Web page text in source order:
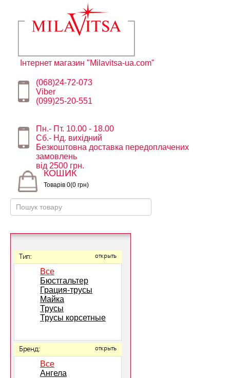
Інтернет магазин "Milavitsa-ua.com"
(068)24-72-073
Viber
(099)25-20-551
Пн.- Пт. 10.00 - 18.00
Сб.- Нд. вихідний
Безкоштовна доставка передоплачених
замовлень
від 2500 грн.
КОШИК
Товарів 0(0 грн)
Тип: открыть
Все
Бюстгальтер
Грация-трусы
Майка
Трусы
Трусы корсетные
Бренд: открыть
Все
Ангела